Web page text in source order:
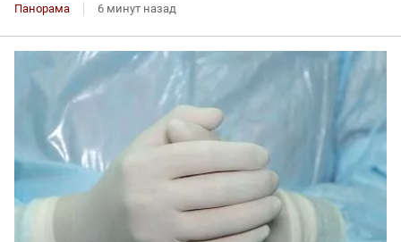
Панорама 6 минут назад